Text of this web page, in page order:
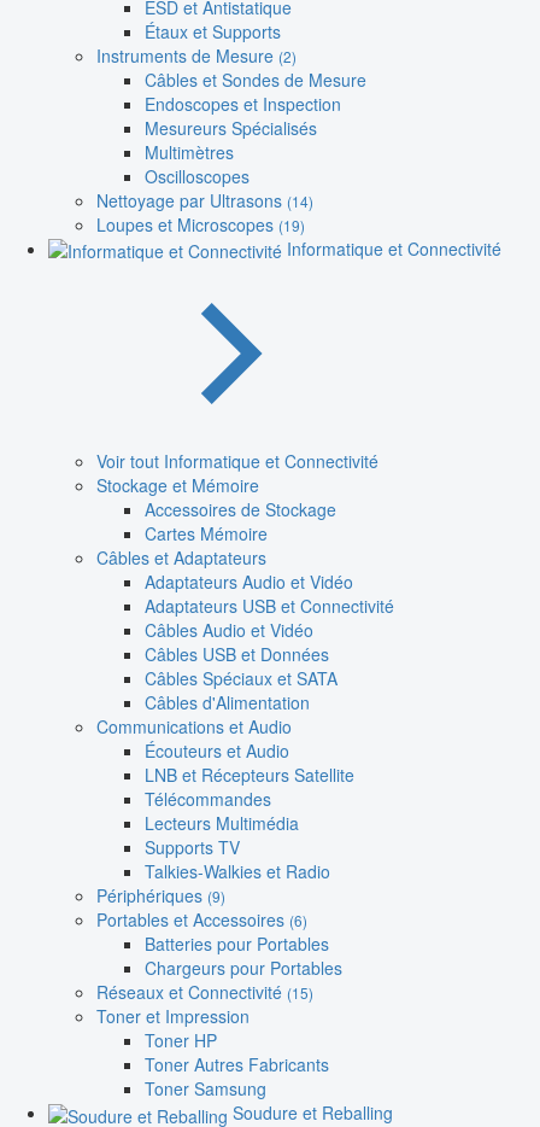
ESD et Antistatique
Étaux et Supports
Instruments de Mesure (2)
Câbles et Sondes de Mesure
Endoscopes et Inspection
Mesureurs Spécialisés
Multimètres
Oscilloscopes
Nettoyage par Ultrasons (14)
Loupes et Microscopes (19)
Informatique et Connectivité
Voir tout Informatique et Connectivité
Stockage et Mémoire
Accessoires de Stockage
Cartes Mémoire
Câbles et Adaptateurs
Adaptateurs Audio et Vidéo
Adaptateurs USB et Connectivité
Câbles Audio et Vidéo
Câbles USB et Données
Câbles Spéciaux et SATA
Câbles d'Alimentation
Communications et Audio
Écouteurs et Audio
LNB et Récepteurs Satellite
Télécommandes
Lecteurs Multimédia
Supports TV
Talkies-Walkies et Radio
Périphériques (9)
Portables et Accessoires (6)
Batteries pour Portables
Chargeurs pour Portables
Réseaux et Connectivité (15)
Toner et Impression
Toner HP
Toner Autres Fabricants
Toner Samsung
Soudure et Reballing